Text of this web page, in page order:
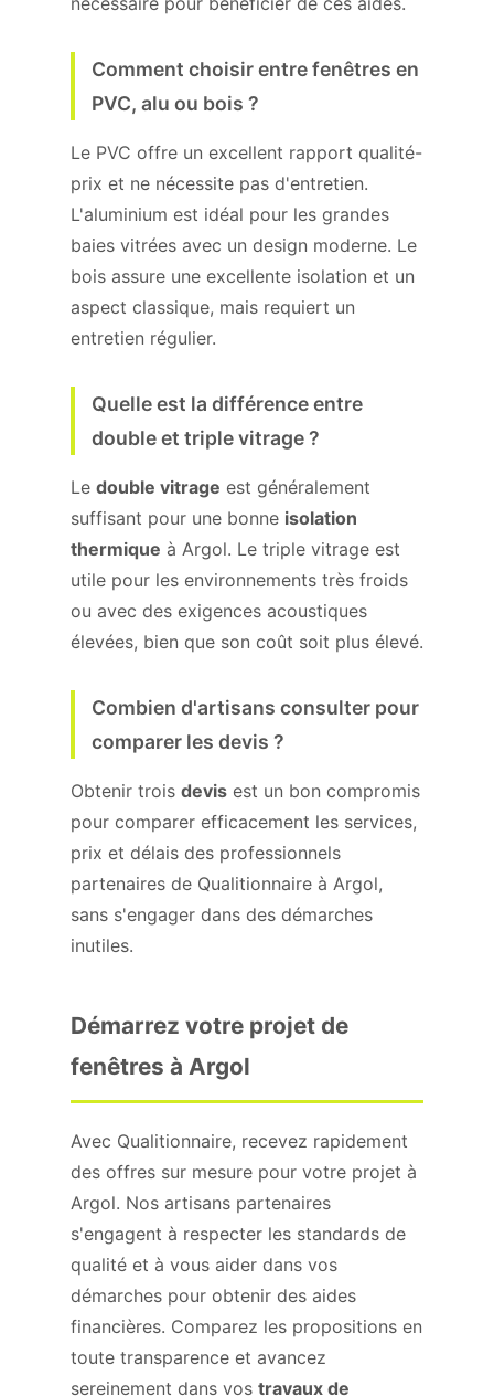
Comment choisir entre fenêtres en
PVC, alu ou bois ?
Le PVC offre un excellent rapport qualité-
prix et ne nécessite pas d'entretien.
L'aluminium est idéal pour les grandes
baies vitrées avec un design moderne. Le
bois assure une excellente isolation et un
aspect classique, mais requiert un
entretien régulier.
Quelle est la différence entre
double et triple vitrage ?
Le double vitrage est généralement
suffisant pour une bonne isolation
thermique à Argol. Le triple vitrage est
utile pour les environnements très froids
ou avec des exigences acoustiques
élevées, bien que son coût soit plus élevé.
Combien d'artisans consulter pour
comparer les devis ?
Obtenir trois devis est un bon compromis
pour comparer efficacement les services,
prix et délais des professionnels
partenaires de Qualitionnaire à Argol,
sans s'engager dans des démarches
inutiles.
Démarrez votre projet de
fenêtres à Argol
Avec Qualitionnaire, recevez rapidement
des offres sur mesure pour votre projet à
Argol. Nos artisans partenaires
s'engagent à respecter les standards de
qualité et à vous aider dans vos
démarches pour obtenir des aides
financières. Comparez les propositions en
toute transparence et avancez
sereinement dans vos travaux de